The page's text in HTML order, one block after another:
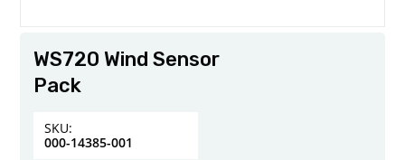
WS720 Wind Sensor
Pack
SKU:
000-14385-001